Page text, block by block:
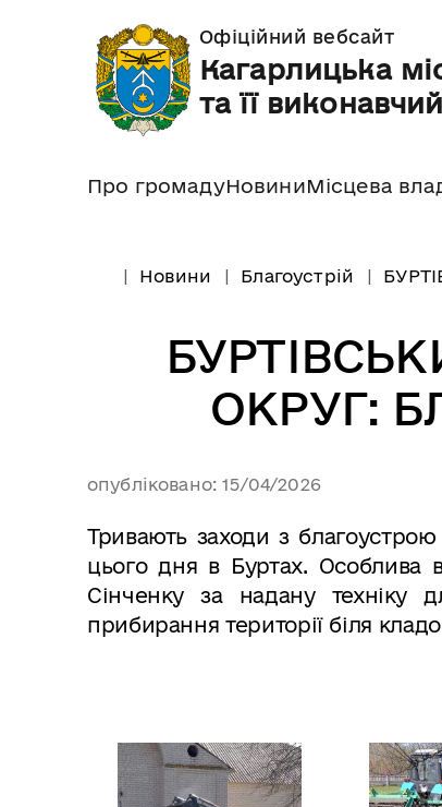
Офіційний вебсайт
Кагарлицька
та її
Про громадуНовиниМісцева
Новини Благоустрій
ОКРУГ:
опубліковано: 15/04/2026
Тривають заходи з
цього дня в Буртах. Особлива
Сінченку за надану техніку
прибирання території біля